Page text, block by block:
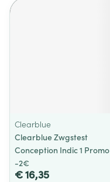
Clearblue
Clearblue Zwgstest
Conception Indic 1 Promo
-2€
€ 16,35